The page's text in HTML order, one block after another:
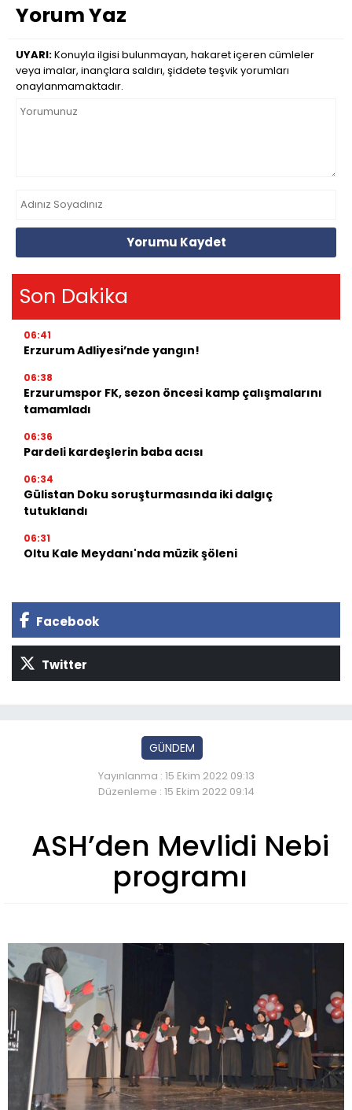
Yorum Yaz
UYARI:Konuyla ilgisi bulunmayan, hakaret içeren cümleler
veya imalar, inançlara saldırı, şiddete teşvik yorumları
onaylanmamaktadır.
Yorumu Kaydet
Son Dakika
06:41
Erzurum Adliyesi’nde yangın!
06:38
Erzurumspor FK, sezon öncesi kamp çalışmalarını
tamamladı
06:36
Pardeli kardeşlerin baba acısı
06:34
Gülistan Doku soruşturmasında iki dalgıç
tutuklandı
06:31
Oltu Kale Meydanı'nda müzik şöleni
Facebook
Twitter
GÜNDEM
Yayınlanma : 15 Ekim 2022 09:13
Düzenleme : 15 Ekim 2022 09:14
ASH’den Mevlidi Nebi
programı